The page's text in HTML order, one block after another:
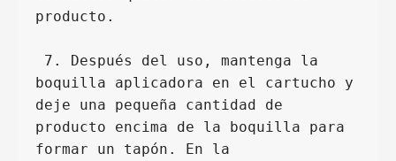
producto.
boquilla aplicadora en el cartucho y
deje una pequeña cantidad de
producto encima de la boquilla para
formar un tapón. En la